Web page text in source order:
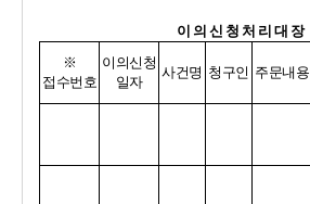
이의신청처리대장
※
접수번호
이의신청
일자
사건명 청구인 주문내용